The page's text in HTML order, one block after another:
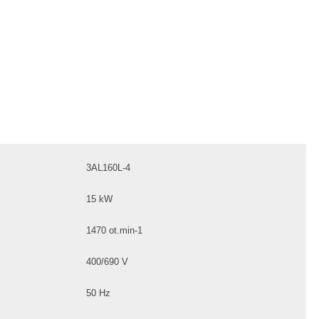
3AL160L-4
15 kW
1470 ot.min-1
400/690 V
50 Hz